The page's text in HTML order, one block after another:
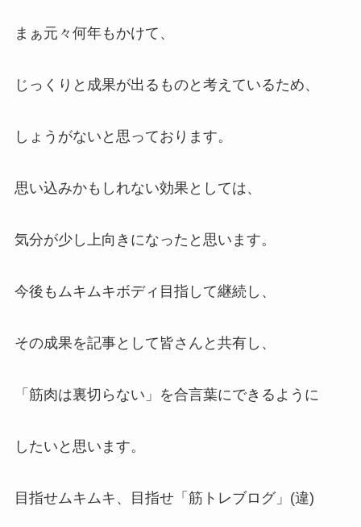
まぁ元々何年もかけて、
じっくりと成果が出るものと考えているため、
しょうがないと思っております。
思い込みかもしれない効果としては、
気分が少し上向きになったと思います。
今後もムキムキボディ目指して継続し、
その成果を記事として皆さんと共有し、
「筋肉は裏切らない」を合言葉にできるように
したいと思います。
目指せムキムキ、目指せ「筋トレブログ」(違)